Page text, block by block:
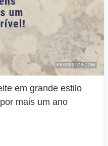
em grande estilo
mais um ano